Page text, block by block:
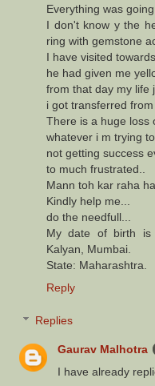
Everything was
I don't know y the
ring with gemstone
I have visited
he had given me
from that day my life
i got transferred from
There is a huge loss
whatever i m trying to
not getting success
to much frustrated..
Mann toh kar raha
Kindly help me...
do the needfull...
My date of birth is
Kalyan, Mumbai.
State: Maharashtra.
Reply
Replies
Gaurav Malhotra
I have already